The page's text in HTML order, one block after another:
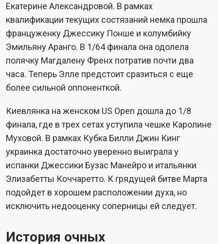
Екатерине Александровой. В рамках
квалификации текущих состязаний немка прошла
француженку Джессику Понше и колумбийку
Эмильяну Аранго. В 1/64 финала она одолела
полячку Магдалену Френх потратив почти два
часа. Теперь Элле предстоит сразиться с еще
более сильной оппоненткой.
Киевлянка на женском US Open дошла до 1/8
финала, где в трех сетах уступила чешке Каролине
Муховой. В рамках Кубка Билли Джин Кинг
украинка достаточно уверенно выиграла у
испанки Джессики Бузас Манейро и итальянки
Элизабетты Коччаретто. К грядущей битве Марта
подойдет в хорошем расположении духа, но
исключить недооценку соперницы ей следует.
История очных